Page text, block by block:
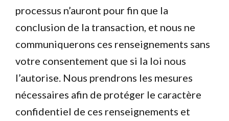
processus n’auront pour fin que la
conclusion de la transaction, et nous ne
communiquerons ces renseignements sans
votre consentement que si la loi nous
l’autorise. Nous prendrons les mesures
nécessaires afin de protéger le caractère
confidentiel de ces renseignements et